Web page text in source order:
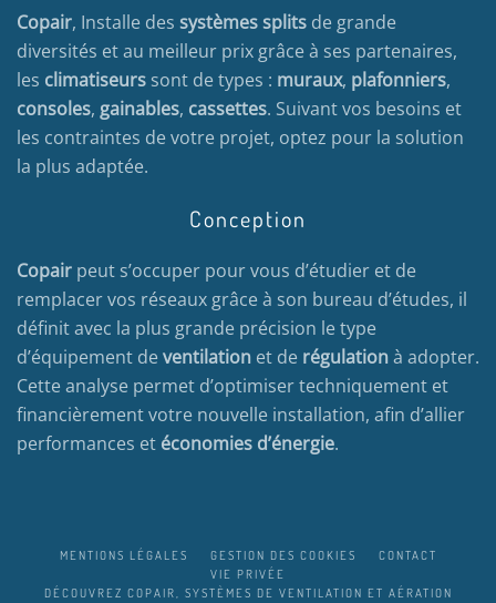
Copair, Installe des systèmes splits de grande
diversités et au meilleur prix grâce à ses partenaires,
les climatiseurs sont de types : muraux, plafonniers,
consoles, gainables, cassettes. Suivant vos besoins et
les contraintes de votre projet, optez pour la solution
la plus adaptée.
Conception
Copair peut s’occuper pour vous d’étudier et de
remplacer vos réseaux grâce à son bureau d’études, il
définit avec la plus grande précision le type
d’équipement deventilation et de régulationà adopter.
Cette analyse permet d’optimiser techniquement et
financièrement votre nouvelle installation, afin d’allier
performances et économies d’énergie.
MENTIONS LÉGALES GESTION DES COOKIES
CONTACT
VIE PRIVÉE
DÉCOUVREZ COPAIR, SYSTÈMES DE VENTILATION ET AÉRATION